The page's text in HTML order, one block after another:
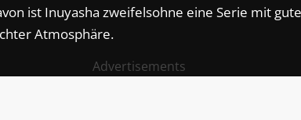
ist Inuyasha zweifelsohne eine Serie mit
Atmosphäre.
Advertisements